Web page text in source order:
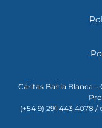
Cáritas Bahía Blanca
(+54 9) 291 443 4078